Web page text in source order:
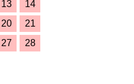
13
14
20
21
27
28